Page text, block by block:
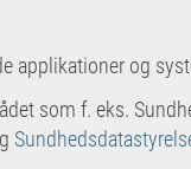
applikationer og
som f. eks.